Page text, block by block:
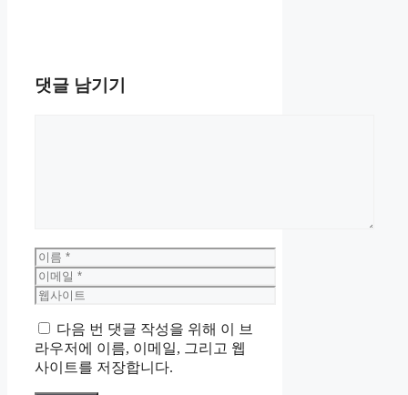
댓글 남기기
이
름
이
메
웹
이
트
다음 번 댓글 작성을 위해 이 브
라우저에 이름, 이메일, 그리고 웹
사이트를 저장합니다.